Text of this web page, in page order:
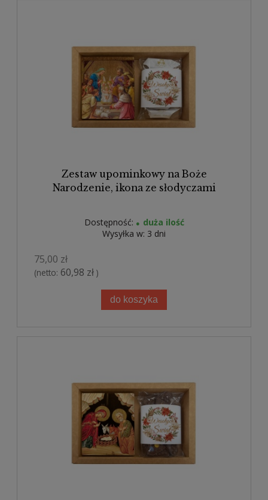
Zestaw upominkowy na Boże
Narodzenie, ikona ze słodyczami
Dostępność:
duża ilość
Wysyłka w: 3 dni
75,00 zł
(netto: 60,98 zł )
do koszyka